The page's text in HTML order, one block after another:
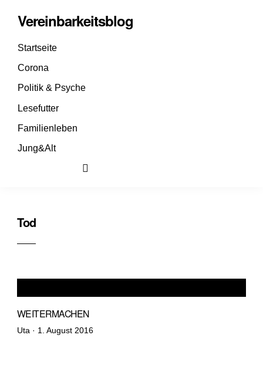
Vereinbarkeitsblog
Startseite
Corona
Politik & Psyche
Lesefutter
Familienleben
Jung&Alt
Tod
WEITERMACHEN
Uta · Veröffentlicht
1. August 2016